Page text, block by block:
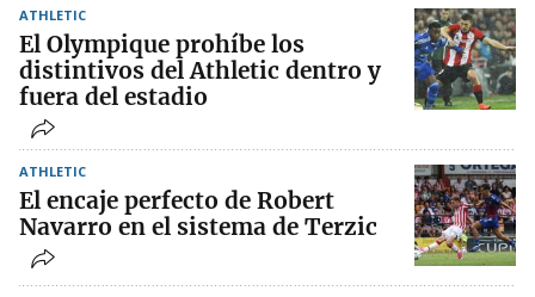
ATHLETIC
El Olympique prohíbe los
distintivos del Athletic dentro y
fuera del estadio
ATHLETIC
El encaje perfecto de Robert
Navarro en el sistema de Terzic